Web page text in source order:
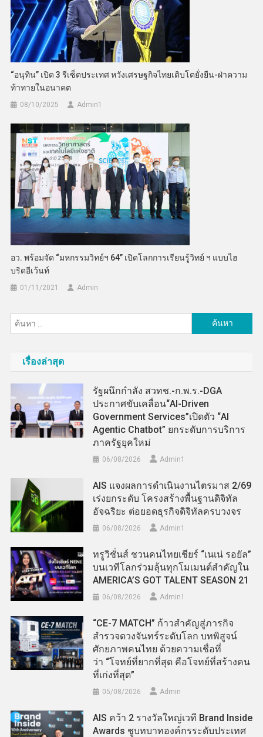
“อนุทิน” เปิด 3 รีเซ็ตประเทศ หวังเศรษฐกิจไทยเติบโตยั่งยืน-ฝ่าความ
ท้าทายในอนาคต
08/10/2025 Admin​1
อว. พร้อมจัด “มหกรรมวิทย์ฯ 64” เปิดโลกการเรียนรู้วิทย์ ฯ แบบไฮ
บริดอีเว้นท์
01/11/2021 Admin
สำหรับ:
เรื่องล่าสุด
รัฐผนึกกำลัง สวทช.-ก.พ.ร.-DGA
ประกาศขับเคลื่อน“AI-Driven
Government Services”เปิดตัว “AI
Agentic Chatbot” ยกระดับการบริการ
ภาครัฐยุคใหม่
06/08/2026 Admin​1
AIS แจงผลการดำเนินงานไตรมาส 2/69
เร่งยกระดับ โครงสร้างพื้นฐานดิจิทัล
อัจฉริยะ ต่อยอดธุรกิจดิจิทัลครบวงจร
06/08/2026 Admin​1
ทรูวิชั่นส์ ชวนคนไทยเชียร์ “เนเน่ รอยัล”
บนเวทีโลกร่วมลุ้นทุกโมเมนต์สำคัญใน
AMERICA’S GOT TALENT SEASON 21
06/08/2026 Admin​1
“CE-7 MATCH” ก้าวสำคัญสู่ภารกิจ
สำรวจดวงจันทร์ระดับโลก บทพิสูจน์
ศักยภาพคนไทย ด้วยความเชื่อที่
ว่า “โจทย์ที่ยากที่สุด คือโจทย์ที่สร้างคน
ที่เก่งที่สุด”
05/08/2026 Admin
AIS คว้า 2 รางวัลใหญ่เวที Brand Inside
Awards ชูบทบาทองค์กรระดับประเทศ